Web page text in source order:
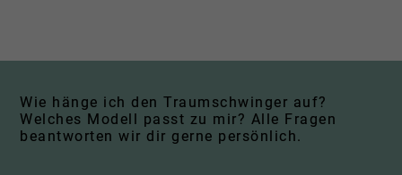
Wie hänge ich den Traumschwinger auf?
Welches Modell passt zu mir? Alle Fragen
beantworten wir dir gerne persönlich.